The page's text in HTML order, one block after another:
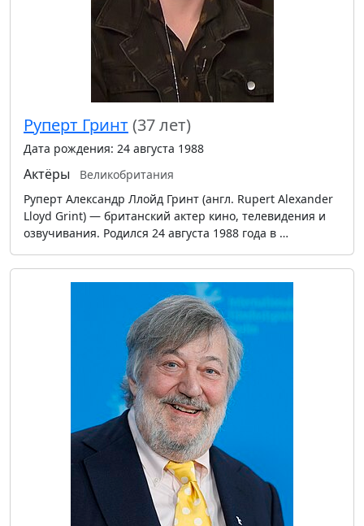
Руперт Гринт (37 лет)
Дата рождения: 24 августа 1988
Актёры
Великобритания
Руперт Александр Ллойд Гринт (англ. Rupert Alexander
Lloyd Grint) — британский актер кино, телевидения и
озвучивания. Родился 24 августа 1988 года в …